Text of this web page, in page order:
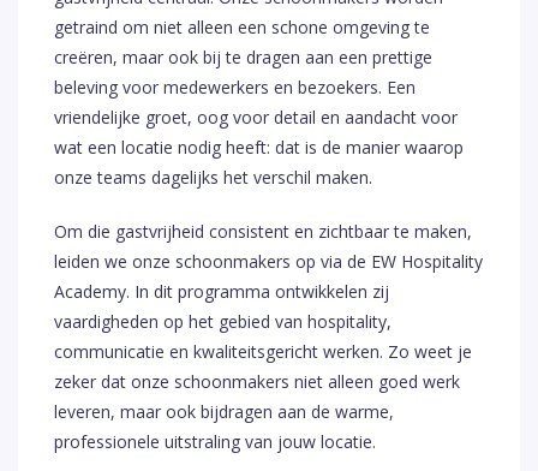
getraind om niet alleen een schone omgeving te
creëren, maar ook bij te dragen aan een prettige
beleving voor medewerkers en bezoekers. Een
vriendelijke groet, oog voor detail en aandacht voor
wat een locatie nodig heeft: dat is de manier waarop
onze teams dagelijks het verschil maken.
Om die gastvrijheid consistent en zichtbaar te maken,
leiden we onze schoonmakers op via de EW Hospitality
Academy. In dit programma ontwikkelen zij
vaardigheden op het gebied van hospitality,
communicatie en kwaliteitsgericht werken. Zo weet je
zeker dat onze schoonmakers niet alleen goed werk
leveren, maar ook bijdragen aan de warme,
professionele uitstraling van jouw locatie.